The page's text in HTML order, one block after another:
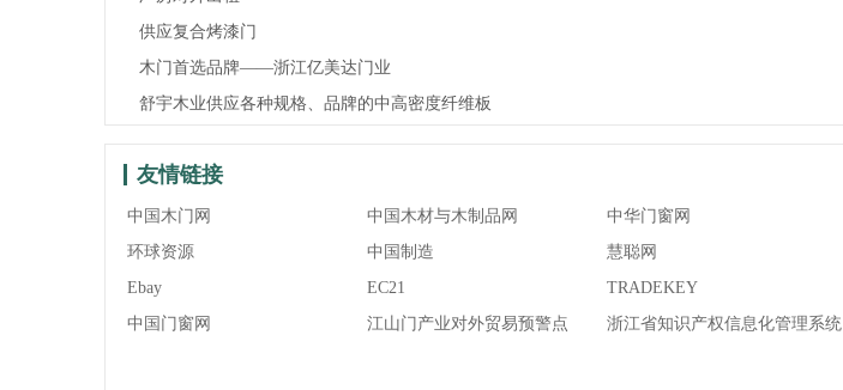
供应复合烤漆门
木门首选品牌——浙江亿美达门业
舒宇木业供应各种规格、品牌的中高密度纤维板
友情链接
中国木门网 中国木材与木制品网 中华门窗网
环球资源
中国制造 慧聪网
Ebay
EC21 TRADEKEY
中国门窗网
江山门产业对外贸易预警点 浙江省知识产权信息化管理系统